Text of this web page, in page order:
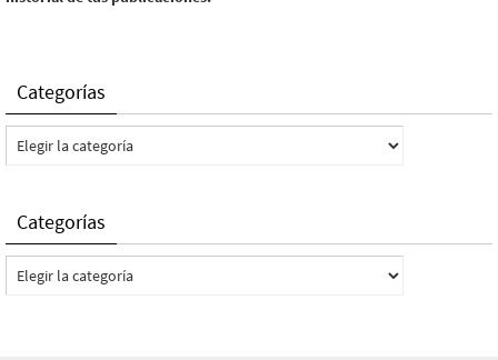
Categorías
Categorías
Categorías
Categorías